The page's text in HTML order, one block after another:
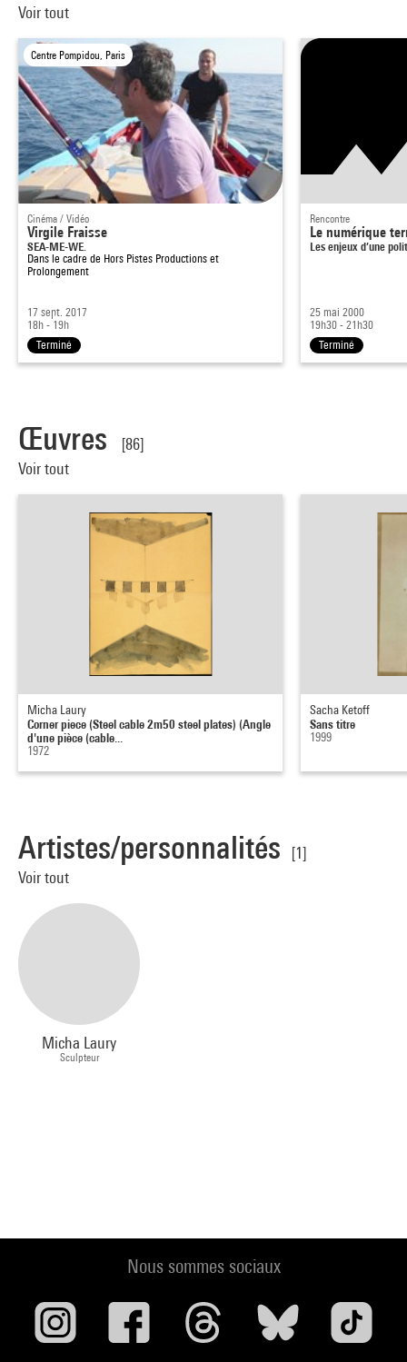
Voir tout
Centre Pompidou, Paris
Cinéma / Vidéo
Virgile Fraisse
SEA-ME-WE.
Dans le cadre de Hors Pistes Productions et
Prolongement
17 sept. 2017
18h - 19h
Terminé
Rencontre
Le numérique
Les enjeux d’une
25 mai 2000
19h30 - 21h30
Terminé
Œuvres
[86]
Voir tout
Micha Laury
Corner piece (Steel cable 2m50 steel plates) (Angle
d'une pièce (cable...
1972
Sacha Ketoff
Sans titre
1999
Artistes/personnalités
[1]
Voir tout
Micha Laury
Sculpteur
Nous sommes sociaux